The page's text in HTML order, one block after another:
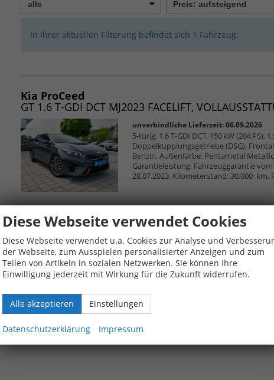
In Ihrer aktuellen Filterung befindet sich 1 Fahrzeug:
Kia ProCeed
GT 1.6 T-GDI DCT MJ2023 FACELIFT,
unverbindliche Lieferzeit:06.09.2026
5-türig, 1.6 T-GDI DCT, 150 kW (204 PS),
Doppelkupplungsgetriebe (DSG),
Benzin, Außenfarbe: Pentametal
Garantieleistung: Fahrzeuggarantie
28.07.2023, Kilometerstand: 30.000 km,
Diese Webseite verwendet Cookies
Diese Webseite verwendet u.a. Cookies zur Analyse und
der Webseite, zum Ausspielen personalisierter Anzeigen und zum
Teilen von Artikeln in sozialen Netzwerken. Sie können Ihre
Einwilligung jederzeit mit Wirkung für die Zukunft widerrufen.
Alle akzeptieren Einstellungen
Datenschutzerklärung Impressum